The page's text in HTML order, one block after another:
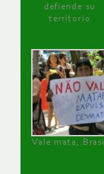
defiende su
territorio
Vale mata, Brasil